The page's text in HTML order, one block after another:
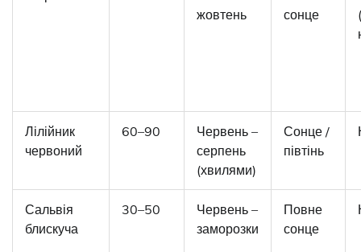
жовтень
сонце
Лілійник
червоний
60–90
Червень –
серпень
(хвилями)
Сонце /
півтінь
Сальвія
блискуча
30–50
Червень –
заморозки
Повне
сонце